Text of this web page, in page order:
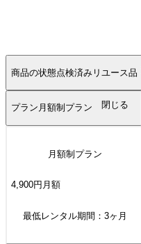
商品の状態点検済みリユース品
プラン 月額制プラン 閉じる
月額制プラン
4,900円 月額
最低レンタル期間：3ヶ月